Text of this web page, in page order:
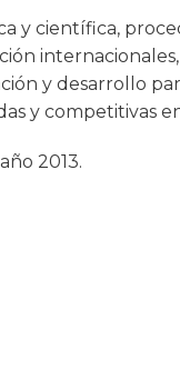
y científica,
y desarrollo
y competitivas
2013.